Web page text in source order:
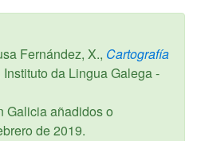
Fernández, X., Cartografía
Instituto da Lingua Galega -
Galicia añadidos o
de 2019.